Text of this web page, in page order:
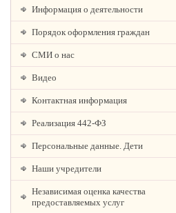
Информация о деятельности
Порядок оформления граждан
СМИ о нас
Видео
Контактная информация
Реализация 442-ФЗ
Персональные данные. Дети
Наши учредители
Независимая оценка качества
предоставляемых услуг